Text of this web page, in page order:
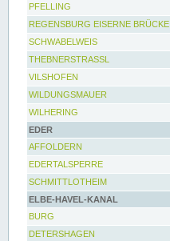
PFELLING
REGENSBURG EISERNE BRÜCKE
SCHWABELWEIS
THEBNERSTRASSL
VILSHOFEN
WILDUNGSMAUER
WILHERING
EDER
AFFOLDERN
EDERTALSPERRE
SCHMITTLOTHEIM
ELBE-HAVEL-KANAL
BURG
DETERSHAGEN